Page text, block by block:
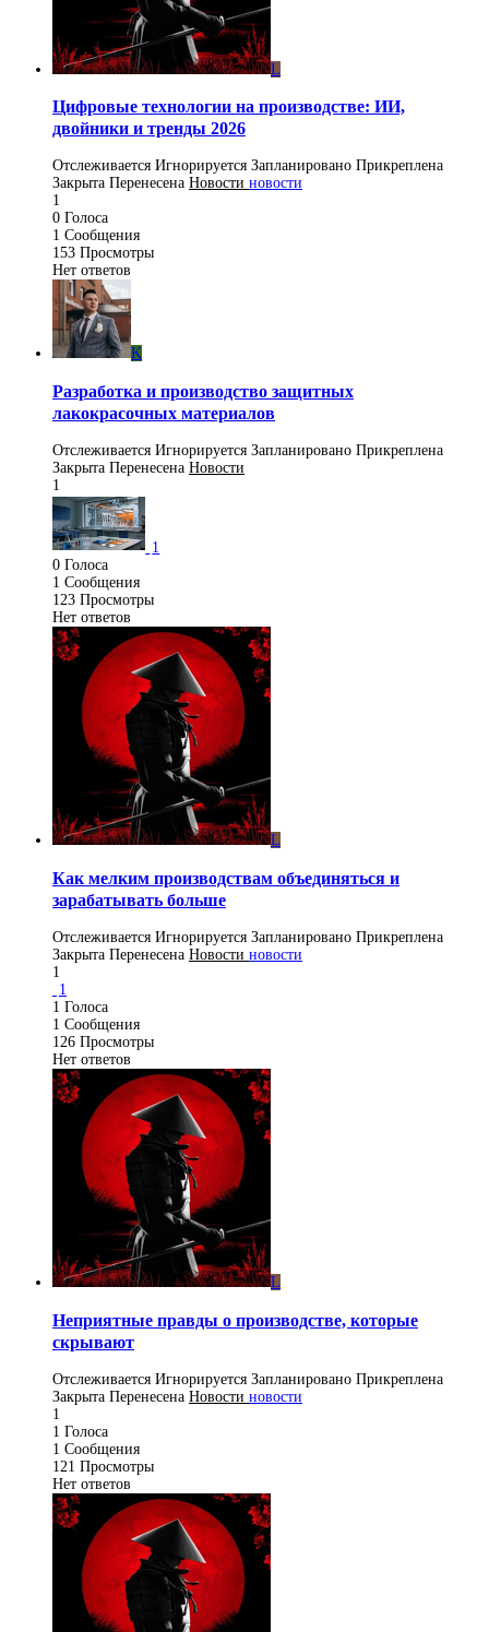
L
Цифровые технологии на производстве: ИИ,
двойники и тренды 2026
Отслеживается Игнорируется Запланировано Прикреплена
Закрыта Перенесена Новости новости
1
0 Голоса
1 Сообщения
153 Просмотры
Нет ответов
K
Разработка и производство защитных
лакокрасочных материалов
Отслеживается Игнорируется Запланировано Прикреплена
Закрыта Перенесена Новости
1
1
0 Голоса
1 Сообщения
123 Просмотры
Нет ответов
L
Как мелким производствам объединяться и
зарабатывать больше
Отслеживается Игнорируется Запланировано Прикреплена
Закрыта Перенесена Новости новости
1
1
1 Голоса
1 Сообщения
126 Просмотры
Нет ответов
L
Неприятные правды о производстве, которые
скрывают
Отслеживается Игнорируется Запланировано Прикреплена
Закрыта Перенесена Новости новости
1
1 Голоса
1 Сообщения
121 Просмотры
Нет ответов